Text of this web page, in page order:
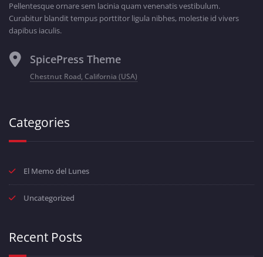
Pellentesque ornare sem lacinia quam venenatis vestibulum.
Curabitur blandit tempus porttitor ligula nibhes, molestie id vivers
dapibus iaculis.
SpicePress Theme
Chestnut Road, California (USA)
Categories
El Memo del Lunes
Uncategorized
Recent Posts